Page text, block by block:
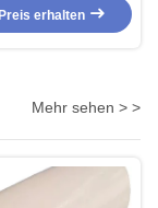
Copolymer
erhalten
Mehr sehen > >